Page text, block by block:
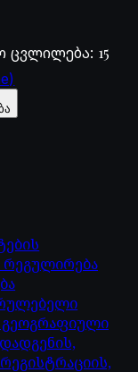
ცვლილება: 15
გეოგრაფიული